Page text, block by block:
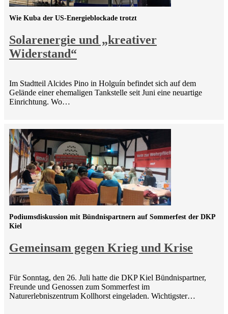
Solarenergie und „kreativer
Widerstand“
Wie Kuba der US-Energieblockade trotzt
Im Stadtteil Alcides Pino in Holguín befindet sich auf dem
Gelände einer ehemaligen Tankstelle seit Juni eine neuartige
Einrichtung. Wo…
Gemeinsam gegen Krieg und Krise
Podiumsdiskussion mit Bündnispartnern auf Sommerfest der DKP
Kiel
Für Sonntag, den 26. Juli hatte die DKP Kiel Bündnispartner,
Freunde und Genossen zum Sommerfest im
Naturerlebniszentrum Kollhorst eingeladen. Wichtigster…